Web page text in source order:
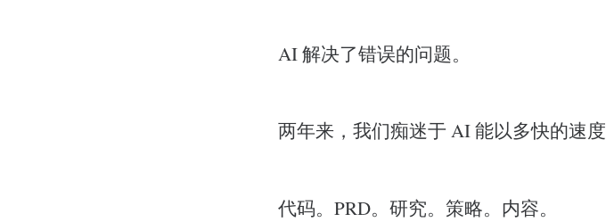
AI 解决了错误的问题。
两年来，我们痴迷于 AI 能以多快的速度
代码。PRD。研究。策略。内容。